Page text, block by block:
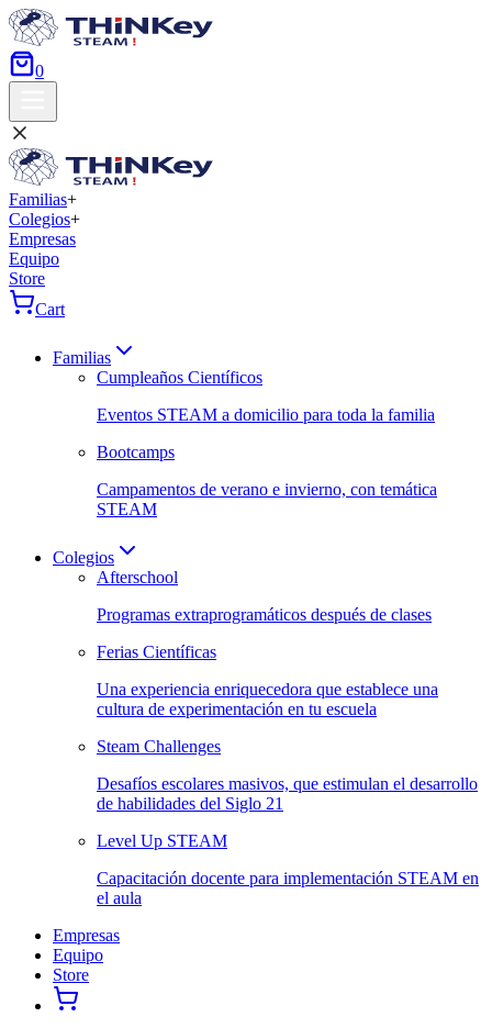
0
Familias+
Colegios+
Empresas
Equipo
Store
Cart
Familias
Cumpleaños Científicos
Eventos STEAM a domicilio para toda la familia
Bootcamps
Campamentos de verano e invierno, con temática
STEAM
Colegios
Afterschool
Programas extraprogramáticos después de clases
Ferias Científicas
Una experiencia enriquecedora que establece una
cultura de experimentación en tu escuela
Steam Challenges
Desafíos escolares masivos, que estimulan el desarrollo
de habilidades del Siglo 21
Level Up STEAM
Capacitación docente para implementación STEAM en
el aula
Empresas
Equipo
Store